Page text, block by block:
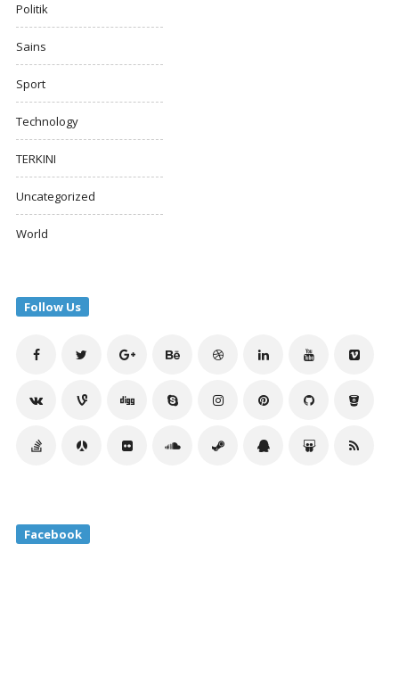
Politik
Sains
Sport
Technology
TERKINI
Uncategorized
World
Follow Us
Facebook